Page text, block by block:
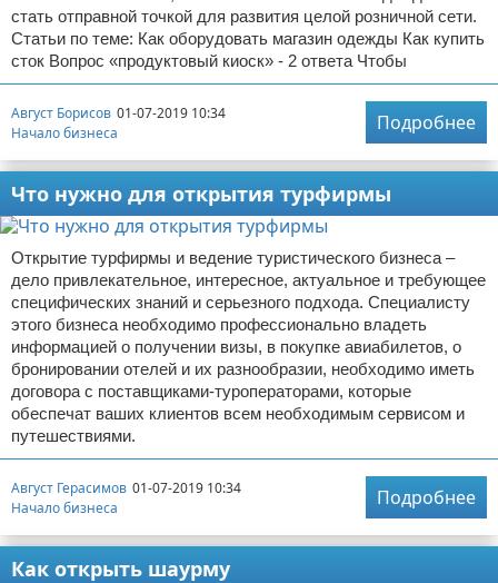
стать отправной точкой для развития целой розничной сети.
Статьи по теме: Как оборудовать магазин одежды Как купить
сток Вопрос «продуктовый киоск» - 2 ответа Чтобы
Август Борисов 01-07-2019 10:34
Начало бизнеса
Подробнее
Что нужно для открытия турфирмы
Открытие турфирмы и ведение туристического бизнеса –
дело привлекательное, интересное, актуальное и требующее
специфических знаний и серьезного подхода. Специалисту
этого бизнеса необходимо профессионально владеть
информацией о получении визы, в покупке авиабилетов, о
бронировании отелей и их разнообразии, необходимо иметь
договора с поставщиками-туроператорами, которые
обеспечат ваших клиентов всем необходимым сервисом и
путешествиями.
Август Герасимов 01-07-2019 10:34
Начало бизнеса
Подробнее
Как открыть шаурму